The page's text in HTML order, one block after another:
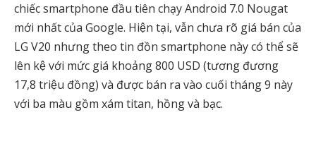
chiếc smartphone đầu tiên chạy Android 7.0 Nougat
mới nhất của Google. Hiện tại, vẫn chưa rõ giá bán của
LG V20 nhưng theo tin đồn smartphone này có thể sẽ
lên kệ với mức giá khoảng 800 USD (tương đương
17,8 triệu đồng) và được bán ra vào cuối tháng 9 này
với ba màu gồm xám titan, hồng và bạc.